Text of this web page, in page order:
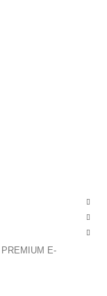
. PREMIUM E-